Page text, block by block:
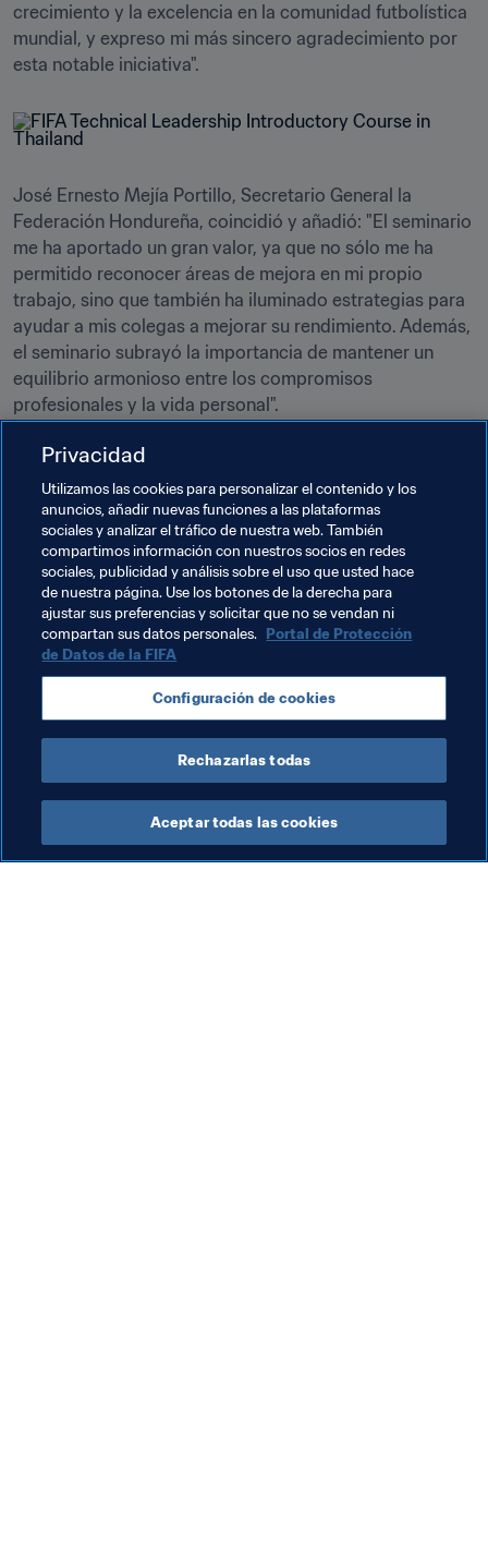
crecimiento y la excelencia en la comunidad futbolística
mundial, y expreso mi más sincero agradecimiento por
esta notable iniciativa".
José Ernesto Mejía Portillo, Secretario General la
Federación Hondureña, coincidió y añadió: "El seminario
me ha aportado un gran valor, ya que no sólo me ha
permitido reconocer áreas de mejora en mi propio
trabajo, sino que también ha iluminado estrategias para
ayudar a mis colegas a mejorar su rendimiento. Además,
el seminario subrayó la importancia de mantener un
equilibrio armonioso entre los compromisos
profesionales y la vida personal".
Temas relacionados
Organización Thailand AFC Bélgica
UEFA Honduras Concacaf Grenada
Privacidad
Utilizamos las cookies para personalizar el contenido y los
anuncios, añadir nuevas funciones a las plataformas
sociales y analizar el tráfico de nuestra web. También
compartimos información con nuestros socios en redes
sociales, publicidad y análisis sobre el uso que usted hace
de nuestra página. Use los botones de la derecha para
ajustar sus preferencias y solicitar que no se vendan ni
compartan sus datos personales. Portal de Protección
de Datos de la FIFA
Configuración de cookies
Rechazarlas todas
Aceptar todas las cookies